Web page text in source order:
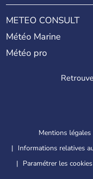
METEO CONSULT
Météo Marine
Météo pro
Mentions légales
Informations relatives
Paramétrer les cookies